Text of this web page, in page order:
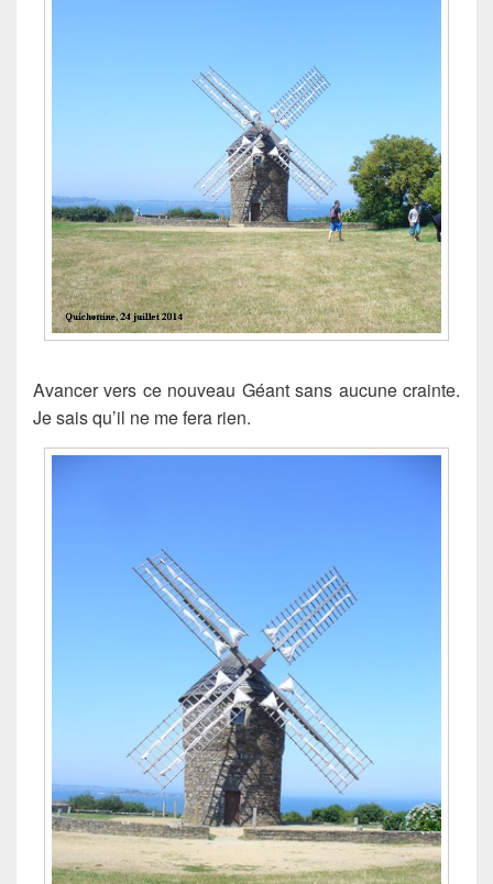
Avancer vers ce nouveau Géant sans aucune crainte.
Je sais qu’il ne me fera rien.